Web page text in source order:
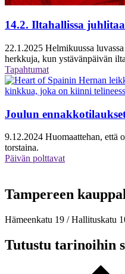
14.2. Iltahallissa
22.1.2025 Helmikuussa
herkkuja, kun ystävänpäivän
Tapahtumat
Joulun
9.12.2024 Huomaattehan, että
torstaina.
Päivän polttavat
Tampereen
Hämeenkatu 19 / Hallituskatu
Tutustu tarinoihin